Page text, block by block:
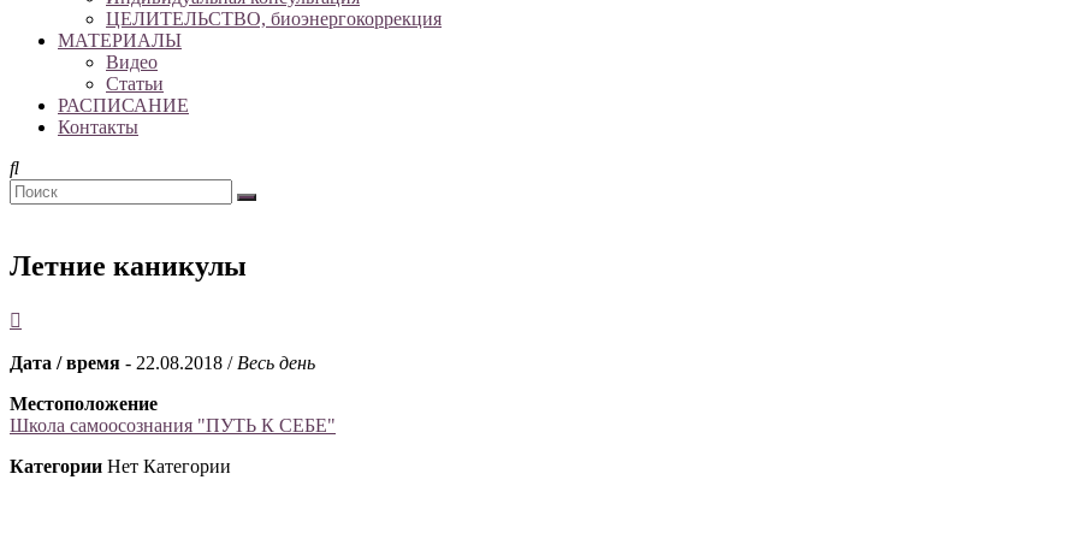
ЦЕЛИТЕЛЬСТВО, биоэнергокоррекция
МАТЕРИАЛЫ
Видео
Статьи
РАСПИСАНИЕ
Контакты
Летние каникулы
Дата / время - 22.08.2018 / Весь день
Местоположение
Школа самоосознания "ПУТЬ К СЕБЕ"
Категории Нет Категории